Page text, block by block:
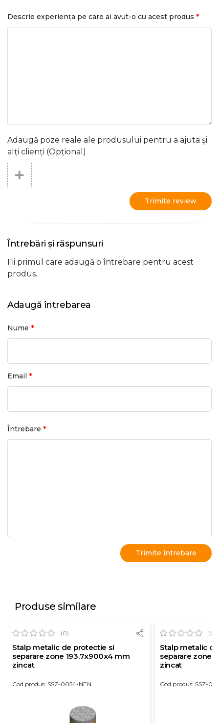
Descrie experiența pe care ai avut-o cu acest produs *
Adaugă poze reale ale produsului pentru a ajuta și
alți clienți (Opțional)
Trimite review
Întrebări și răspunsuri
Fii primul care adaugă o întrebare pentru acest
produs.
Adaugă întrebarea
Nume *
Email *
Întrebare *
Produse similare
(0)
Stalp metalic de protectie si
separare zone 193.7x900x4 mm
zincat
Cod produs: SSZ-0054-NEN
(0)
Stalp metalic
separare zone
zincat
Cod produs: SSZ-